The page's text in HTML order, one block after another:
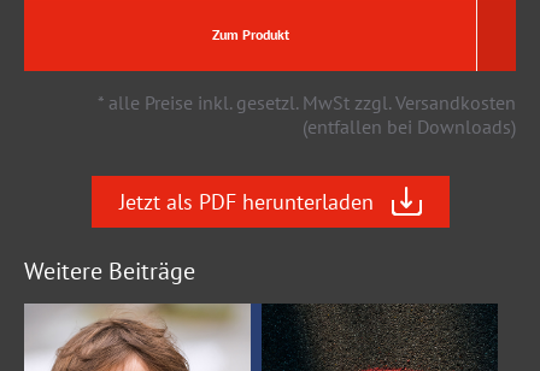
Zum Produkt
* alle Preise inkl. gesetzl. MwSt zzgl. Versandkosten
(entfallen bei Downloads)
Jetzt als PDF herunterladen
Weitere Beiträge